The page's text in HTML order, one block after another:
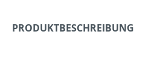
PRODUKTBESCHREIBUNG